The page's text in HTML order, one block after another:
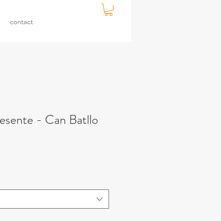
contact
- Can Batllo